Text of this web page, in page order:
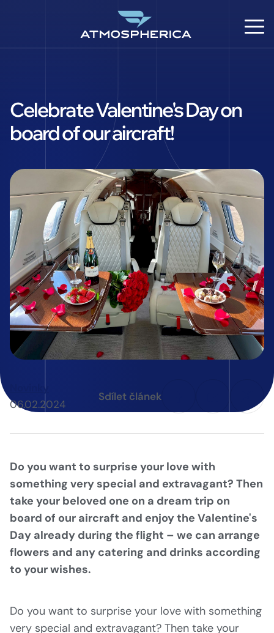
CS
Celebrate Valentine's Day on
board of our aircraft!
Novinky
06.02.2024
Sdílet článek
Do you want to surprise your love with
something very special and extravagant? Then
take your beloved one on a dream trip on
board of our aircraft and enjoy the Valentine's
Day already during the flight – we can arrange
flowers and any catering and drinks according
to your wishes.
Do you want to surprise your love with something
very special and extravagant? Then take your